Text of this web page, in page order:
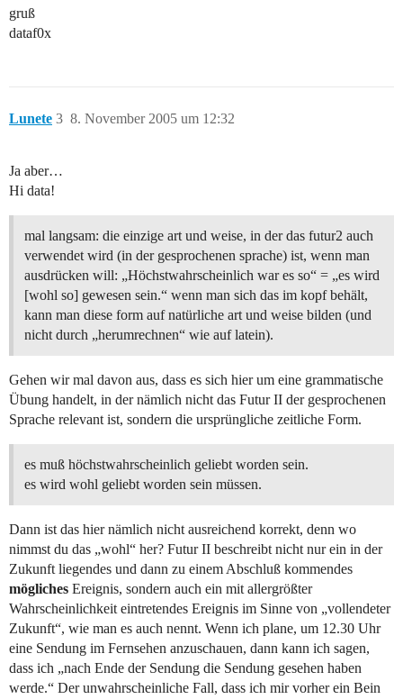
gruß
dataf0x
Lunete 8. November 2005 um 12:32
3
Ja aber…
Hi data!
mal langsam: die einzige art und weise, in der das futur2 auch
verwendet wird (in der gesprochenen sprache) ist, wenn man
ausdrücken will: „Höchstwahrscheinlich war es so“ = „es wird
[wohl so] gewesen sein.“ wenn man sich das im kopf behält,
kann man diese form auf natürliche art und weise bilden (und
nicht durch „herumrechnen“ wie auf latein).
Gehen wir mal davon aus, dass es sich hier um eine grammatische
Übung handelt, in der nämlich nicht das Futur II der gesprochenen
Sprache relevant ist, sondern die ursprüngliche zeitliche Form.
es muß höchstwahrscheinlich geliebt worden sein.
es wird wohl geliebt worden sein müssen.
Dann ist das hier nämlich nicht ausreichend korrekt, denn wo
nimmst du das „wohl“ her? Futur II beschreibt nicht nur ein in der
Zukunft liegendes und dann zu einem Abschluß kommendes
mögliches Ereignis, sondern auch ein mit allergrößter
Wahrscheinlichkeit eintretendes Ereignis im Sinne von „vollendeter
Zukunft“, wie man es auch nennt. Wenn ich plane, um 12.30 Uhr
eine Sendung im Fernsehen anzuschauen, dann kann ich sagen,
dass ich „nach Ende der Sendung die Sendung gesehen haben
werde.“ Der unwahrscheinliche Fall, dass ich mir vorher ein Bein